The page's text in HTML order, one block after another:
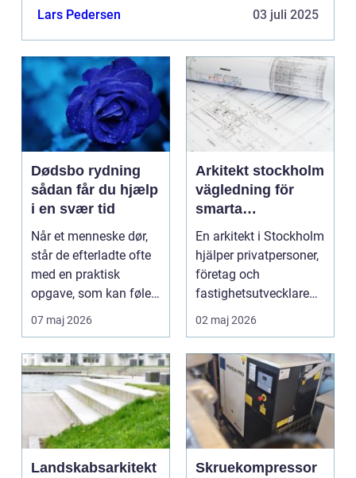
for rækkevidde fra j...
Lars Pedersen 03 juli 2025
Dødsbo rydning
sådan får du hjælp
i en svær tid
Når et menneske dør,
står de efterladte ofte
med en praktisk
opgave, som kan føles
både tung og uove...
07 maj 2026
Arkitekt stockholm
vägledning för
smarta
byggprojekt
En arkitekt i Stockholm
hjälper privatpersoner,
företag och
fastighetsutvecklare
att skapa hållbara,...
02 maj 2026
Landskabsarkitekt
Skruekompressor